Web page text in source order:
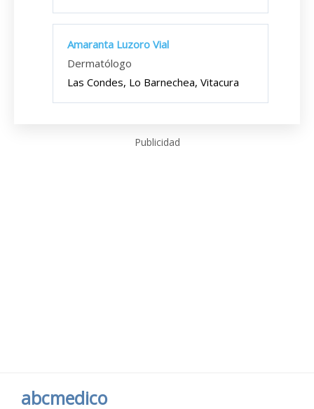
Amaranta Luzoro Vial
Dermatólogo
Las Condes, Lo Barnechea, Vitacura
Publicidad
abcmedico